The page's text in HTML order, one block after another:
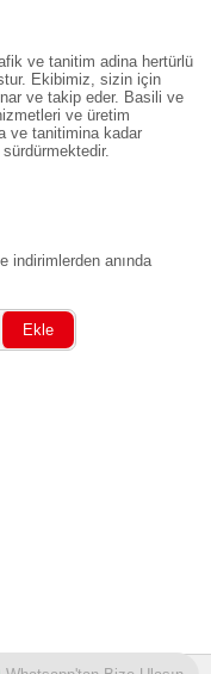
ve tanitim adina hertürlü
Ekibimiz, sizin için
ve takip eder. Basili ve
ve üretim
ve tanitimina kadar
indirimlerden anında
Ekle